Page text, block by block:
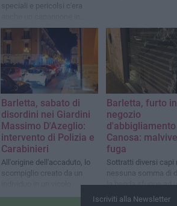
speciali e pericolsi c'era
disuso nelle campagne
della città
Barletta, sabato di
disordini nei Giardini
Massimo D'Azeglio:
intervento di Polizia e
Carabinieri
All'origine dell'accaduto, lo
scompiglio creato da un
Barletta, furto in
negozio
Canosa:
fuga
Sottratti diversi capi
nessuna somma di
la banda sfugge ad
pattuglia di Carabinieri
Iscriviti alla Newsletter